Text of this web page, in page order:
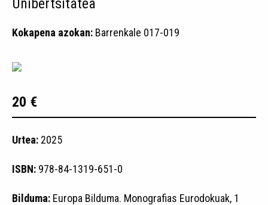
Unibertsitatea
Kokapena azokan: Barrenkale 017-019
20 €
Urtea: 2025
ISBN: 978-84-1319-651-0
Bilduma: Europa Bilduma. Monografias Eurodokuak, 1